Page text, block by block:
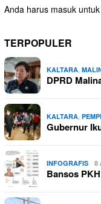
Anda harus masuk
TERPOPULER
KALTARA,
DPRD
KALTARA,
Gubernur
INFOGRAFIS 8
Bansos